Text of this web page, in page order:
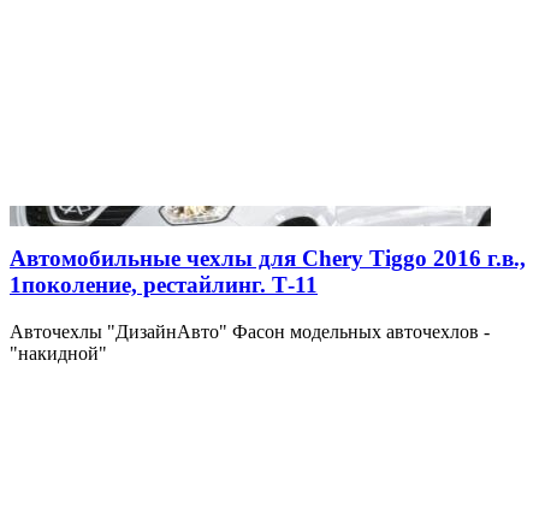
Автомобильные чехлы для Chery Tiggo 2016 г.в.,
1поколение, рестайлинг. Т-11
Авточехлы "ДизайнАвто" Фасон модельных авточехлов -
"накидной"